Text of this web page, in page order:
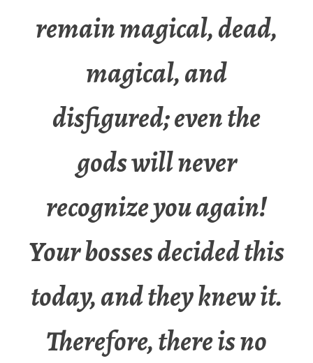
remain magical, dead,
magical, and
disfigured; even the
gods will never
recognize you again!
Your bosses decided this
today, and they knew it.
Therefore, there is no